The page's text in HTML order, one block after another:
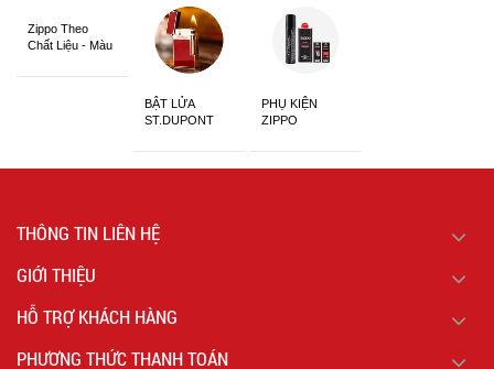
Zippo Theo
Chất Liệu - Màu
BẬT LỬA
ST.DUPONT
PHỤ KIỆN
ZIPPO
THÔNG TIN LIÊN HỆ
GIỚI THIỆU
HỖ TRỢ KHÁCH HÀNG
PHƯƠNG THỨC THANH TOÁN